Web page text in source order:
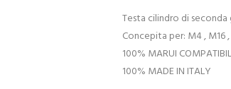
Testa cilindro di
Concepita per: M4 , M16 ,
100% MARUI
100% MADE IN ITALY